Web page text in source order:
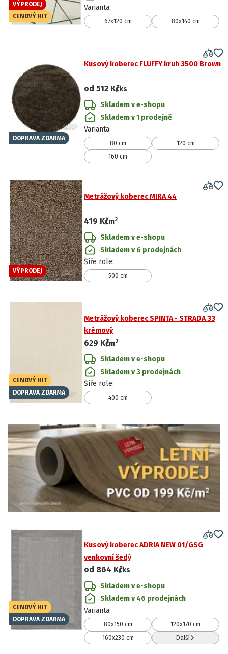
VÝPRODEJ
CENOVÝ HIT
Varianta:
67x120 cm 80x140 cm
DOPRAVA ZDARMA
Kusový koberec FLUFFY kruh 3500 Brown
od 512 Kč/ks
Skladem v e-shopu
Skladem v 1 prodejně
Varianta:
80 cm
120 cm
160 cm
VÝPRODEJ
Metrážový koberec MIRA 44
419 Kč
/m2
Skladem v e-shopu
Skladem v 6 prodejnách
Šíře role:
500 cm
CENOVÝ HIT
DOPRAVA ZDARMA
Metrážový koberec SPINTA - STRADA 33
krémový
629 Kč
/m2
Skladem v e-shopu
Skladem v 3 prodejnách
Šíře role:
400 cm
CENOVÝ HIT
DOPRAVA ZDARMA
Kusový koberec ADRIA NEW 01/GSG
venkovní šedý
od 864 Kč/ks
Skladem v e-shopu
Skladem v 46 prodejnách
Varianta:
80x150 cm
120x170 cm
160x230 cm
Další